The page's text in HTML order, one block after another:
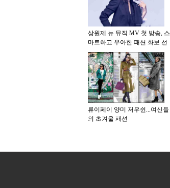
상원제 뉴 뮤직 MV 첫 방송, 스
마트하고 우아한 패션 화보 선
보여
류이페이 양미 저우쉰...여신들
의 초겨울 패션